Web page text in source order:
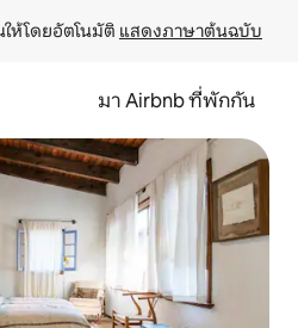
ห้โดยอัตโนมัติ แสดงภาษาต้นฉบับ
มา Airbnb ที่พักกัน